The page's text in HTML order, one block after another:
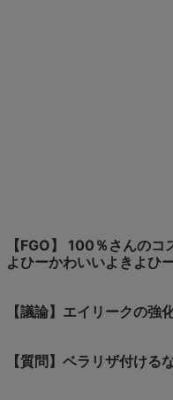
【FGO】 100％さんの
よひーかわいいよきよひ
【議論】エイリークの強
【質問】ベラリザ付ける